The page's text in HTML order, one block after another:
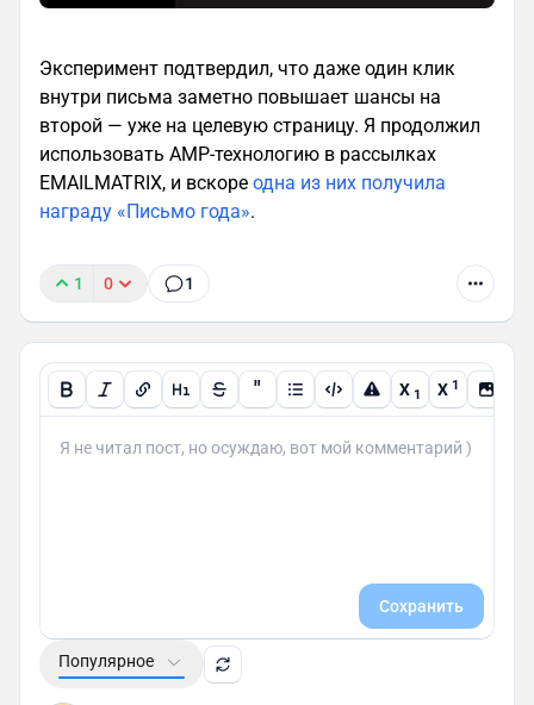
Эксперимент подтвердил, что даже один клик
внутри письма заметно повышает шансы на
второй — уже на целевую страницу. Я продолжил
использовать AMP-технологию в рассылках
EMAILMATRIX, и вскоре одна из них получила
награду «Письмо года».
1 0 1
" X 1 X 1
Сохранить
Популярное